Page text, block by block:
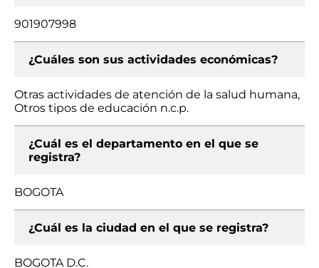
901907998
¿Cuáles son sus actividades económicas?
Otras actividades de atención de la salud humana,
Otros tipos de educación n.c.p.
¿Cuál es el departamento en el que se
registra?
BOGOTA
¿Cuál es la ciudad en el que se registra?
BOGOTA D.C.